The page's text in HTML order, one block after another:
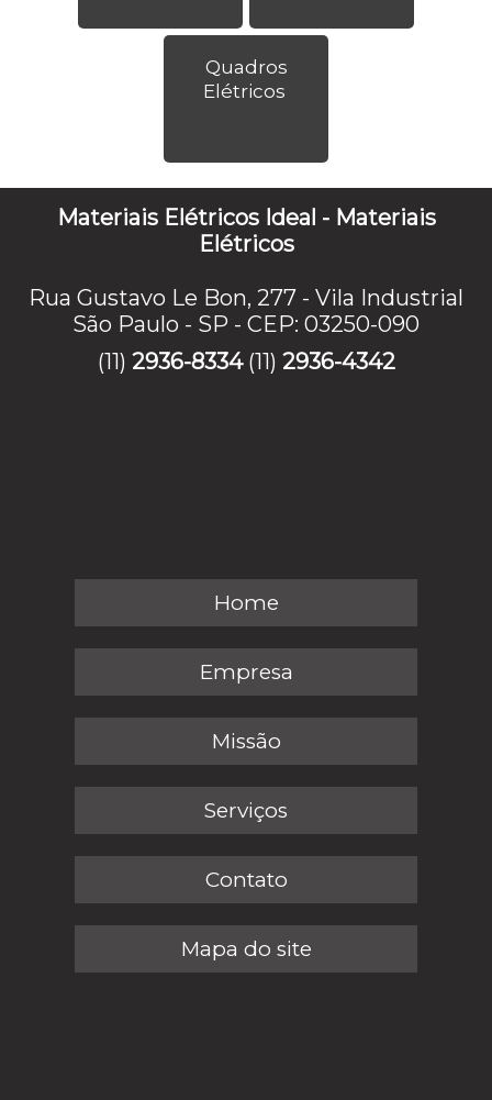
Quadros
Elétricos
Materiais Elétricos Ideal - Materiais
Elétricos
Rua Gustavo Le Bon, 277 - Vila Industrial
São Paulo - SP - CEP: 03250-090
(11) 2936-8334 (11) 2936-4342
Home
Empresa
Missão
Serviços
Contato
Mapa do site